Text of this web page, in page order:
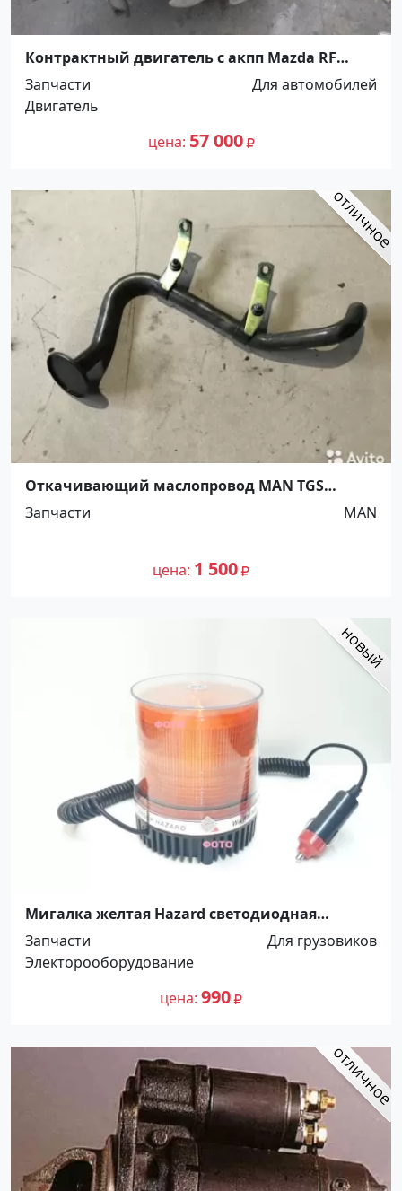
Контрактный двигатель с акпп Mazda RF
Краснодар
Запчасти
Для автомобилей
Двигатель
цена 57 000
Откачивающий маслопровод MAN TGS
Ст.Холмская
Запчасти MAN
цена 1 500
Мигалка желтая Hazard светодиодная
Краснодар
Запчасти
Для грузовиков
Электорооборудование
цена 990